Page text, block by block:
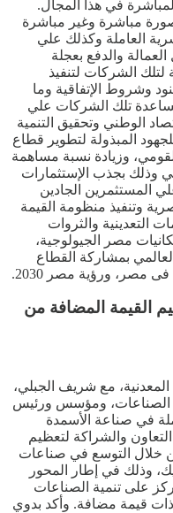
في هذا المجال.
مباشرة وغير مباشرة
العاملة وكذلك علي
والدفع بعجلة
لتلك الشركات لتنفيذ
وشروط الإتفاقية وما
تلك الشركات علي
الوطني وتحقيق التنمية
المبذولة لتطوير قطاع
وزيادة نسبة مساهمة
وذلك بجذب الإستثمارات
المستثمرين الجادين
وتنفيذ منظومة القيمة
التعدينية والثروات
مصر الجيولوجية،
بمشاركة القطاع
ورؤية مصر 2030.
القيمة المضافة من
مع شريف الجبلي،
الصناعات، ومؤسس ورئيس
في صناعة الأسمدة
والشراكة لتعظيم
خلال التوسع في صناعات
وذلك في إطار المحور
على تنمية الصناعات
ذات قيمة مضافة. وأكد بدوي